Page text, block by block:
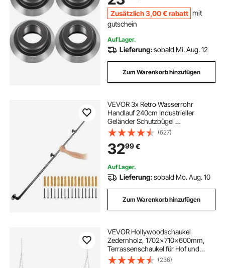
Kabelschäler Blätter Zubehör
Zusätzlich3,00 €rabatt mit
gutschein
Auf Lager.
Lieferung:sobald Mi. Aug. 12
Zum Warenkorb hinzufügen
VEVOR 3x Retro Wasserrohr
Handlauf 240cm Industrieller
Geländer Schutzbügel ​
Kohlenstoffstahl 4x
Wandhalterungen Handlauf Rustikal
200kg Tragfähigkeit Geeignet für
Handläufe im Innen-/Außenbereich
(627)
3299€
Auf Lager.
Lieferung:sobald Mo. Aug. 10
Zum Warenkorb hinzufügen
VEVOR Hollywoodschaukel
Zedernholz, 1702x710x600mm,
Terrassenschaukel für Hof und
Garten, verbesserte Tragkraft von
ca. 400 kg, robuste
(236)